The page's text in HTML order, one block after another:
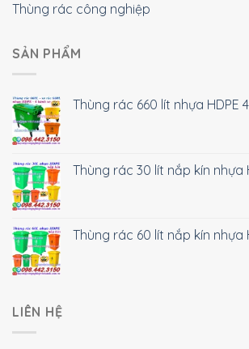
Thùng rác công nghiệp
SẢN PHẨM
Thùng rác 660 lít nhựa HDPE
Thùng rác 30 lít nắp kín nhựa
Thùng rác 60 lít nắp kín nhựa
LIÊN HỆ